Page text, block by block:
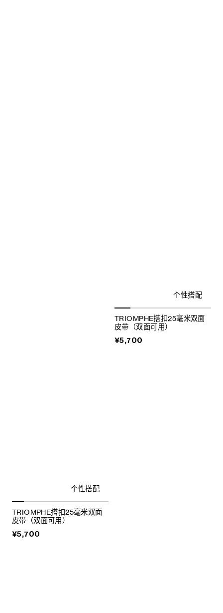
个性搭配
TRIOMPHE搭扣25毫米双面
皮带（双面可用）
¥5,700
个性搭配
TRIOMPHE搭扣25毫米双面
皮带（双面可用）
¥5,700